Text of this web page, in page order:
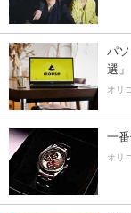
パ
選」
オリ
一
オリ